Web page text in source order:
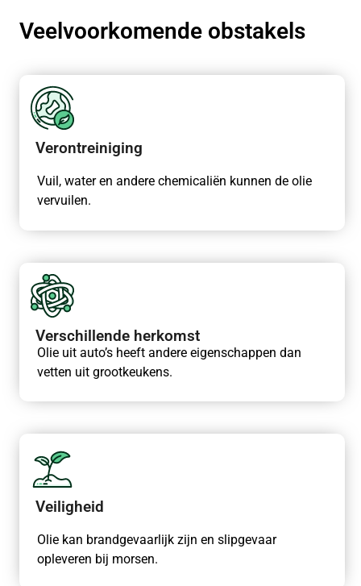
Veelvoorkomende obstakels
Verontreiniging
Vuil, water en andere chemicaliën kunnen de olie
vervuilen.
Verschillende herkomst
Olie uit auto’s heeft andere eigenschappen dan
vetten uit grootkeukens.
Veiligheid
Olie kan brandgevaarlijk zijn en slipgevaar
opleveren bij morsen.